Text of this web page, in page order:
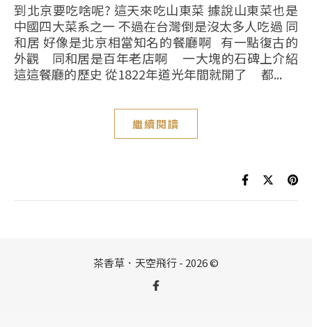
到北京要吃啥呢? 這天來吃山東菜 據說山東菜也是
中國四大菜系之一 不過在台灣倒是沒太多人吃過 同
和居 好像是北京相當知名的餐廳啊 有一點復古的
外觀 同和居是百年老店啊 一大塊的石碑上介紹
這這餐廳的歷史 從1822年道光年間就開了 都...
繼續閱讀
茶香草．天空飛行 - 2026 ©